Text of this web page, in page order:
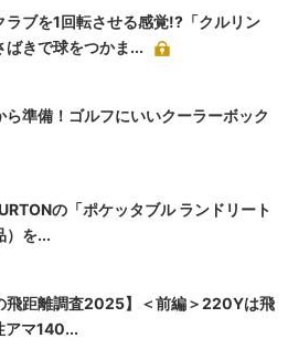
ラブを1回転させる感覚!?「クルリン
ばきで球をつかま...
ら準備！ゴルフにいいクーラーボック
の「ポケッタブル ランドリート
）を...
飛距離調査2025】＜前編＞220Yは飛
マ140...